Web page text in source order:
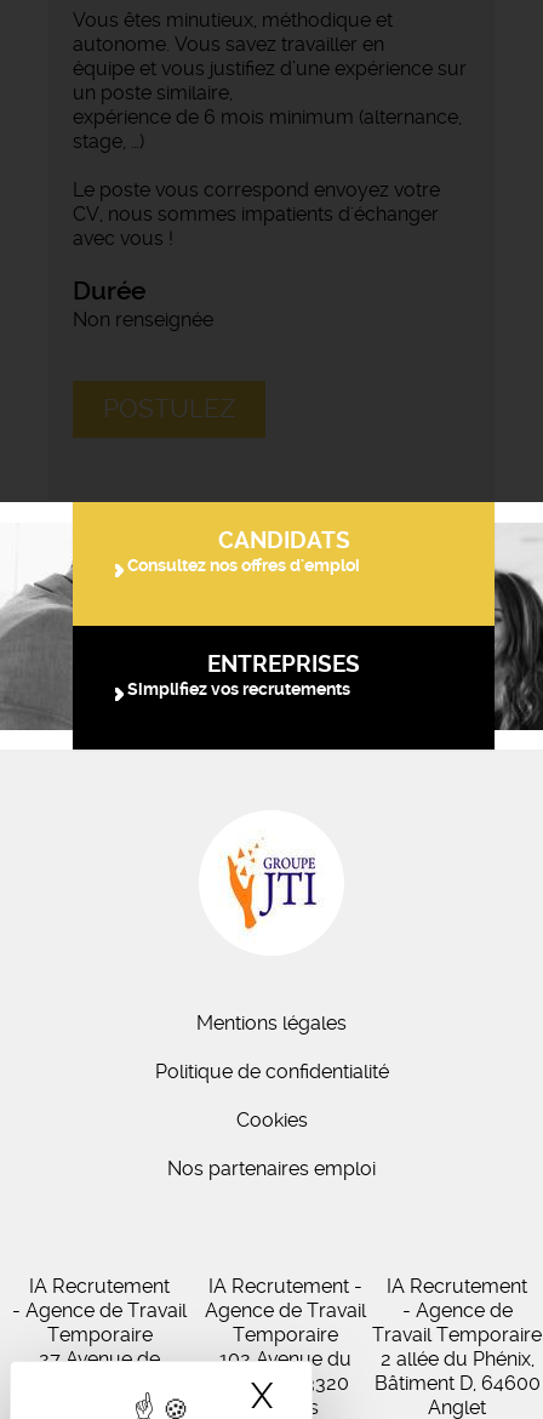
X Masquer le
Vous êtes minutieux, méthodique et
autonome. Vous savez travailler en
équipe et vous justifiez d’une expérience sur
un poste similaire,
expérience de 6 mois minimum (alternance,
stage, …)
Le poste vous correspond envoyez votre
CV, nous sommes impatients d'échanger
avec vous !
Durée
Non renseignée
POSTULEZ
CANDIDATS
Consultez nos offres d'emploi
ENTREPRISES
Simplifiez vos recrutements
Mentions légales
Politique de confidentialité
Cookies
Nos partenaires emploi
IA Recrutement
- Agence de Travail
Temporaire
27 Avenue de
Artigues-près-
IA Recrutement -
Agence de Travail
Temporaire
102 Avenue du
Médoc, 33320
Eysines
IA Recrutement
- Agence de
Travail Temporaire
2 allée du Phénix,
Bâtiment D, 64600
Anglet